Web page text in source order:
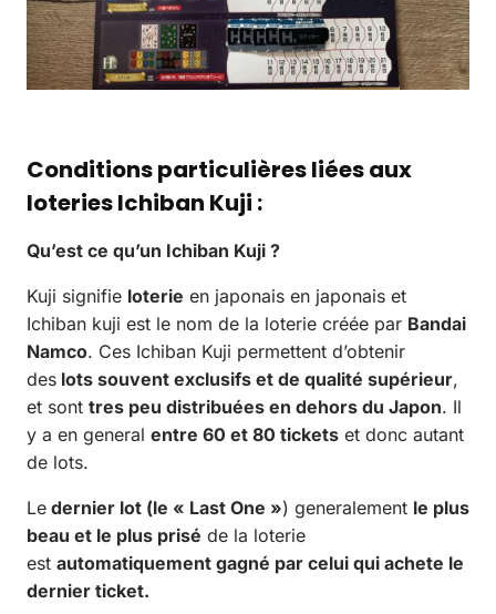
Conditions particulières liées aux
loteries Ichiban Kuji :
Qu’est ce qu’un Ichiban Kuji ?
Kuji signifie loterie en japonais en japonais et
Ichiban kuji est le nom de la loterie créée par Bandai
Namco. Ces Ichiban Kuji permettent d’obtenir
des lots souvent exclusifs et de qualité supérieur,
et sont tres peu distribuées en dehors du Japon. Il
y a en general entre 60 et 80 tickets et donc autant
de lots.
Le dernier lot (le « Last One ») generalement le plus
beau et le plus prisé de la loterie
est automatiquement gagné par celui qui achete le
dernier ticket.